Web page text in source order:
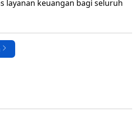
layanan keuangan bagi seluruh